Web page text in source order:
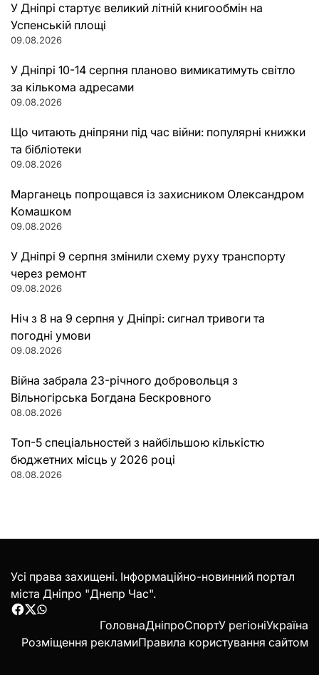
У Дніпрі стартує великий літній книгообмін на
Успенській площі
09.08.2026
У Дніпрі 10-14 серпня планово вимикатимуть світло
за кількома адресами
09.08.2026
Що читають дніпряни під час війни: популярні книжки
та бібліотеки
09.08.2026
Марганець попрощався із захисником Олександром
Комашком
09.08.2026
У Дніпрі 9 серпня змінили схему руху транспорту
через ремонт
09.08.2026
Ніч з 8 на 9 серпня у Дніпрі: сигнал тривоги та
погодні умови
09.08.2026
Війна забрала 23-річного добровольця з
Вільногірська Богдана Бескровного
08.08.2026
Топ-5 спеціальностей з найбільшою кількістю
бюджетних місць у 2026 році
08.08.2026
Усі права захищені. Інформаційно-новинний портал
міста Дніпро "Днепр Час".
Facebook
Twitter
WhatsApp
ГоловнаДніпроСпортУ регіоніУкраїна
Розміщення рекламиПравила користування сайтом